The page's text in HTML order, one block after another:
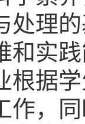
处理
和实
根据
作，